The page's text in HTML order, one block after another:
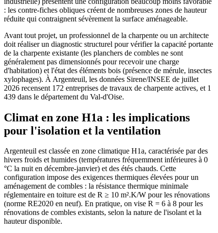
: les contre-fiches obliques créent de nombreuses zones de hauteur
réduite qui contraignent sévèrement la surface aménageable.
Avant tout projet, un professionnel de la charpente ou un architecte
doit réaliser un diagnostic structurel pour vérifier la capacité portante
de la charpente existante (les planchers de combles ne sont
généralement pas dimensionnés pour recevoir une charge
d'habitation) et l'état des éléments bois (présence de mérule, insectes
xylophages). À Argenteuil, les données Sirene/INSEE de juillet
2026 recensent 172 entreprises de travaux de charpente actives, et 1
439 dans le département du Val-d'Oise.
Climat en zone H1a : les implications
pour l'isolation et la ventilation
Argenteuil est classée en zone climatique H1a, caractérisée par des
hivers froids et humides (températures fréquemment inférieures à 0
°C la nuit en décembre-janvier) et des étés chauds. Cette
configuration impose des exigences thermiques élevées pour un
aménagement de combles : la résistance thermique minimale
réglementaire en toiture est de R ≥ 10 m².K/W pour les rénovations
(norme RE2020 en neuf). En pratique, on vise R = 6 à 8 pour les
rénovations de combles existants, selon la nature de l'isolant et la
hauteur disponible.